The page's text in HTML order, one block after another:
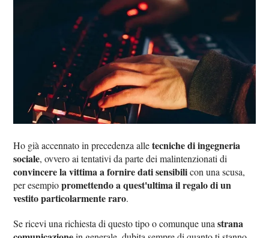
Ho già accennato in precedenza alletecniche di ingegneria
sociale, ovvero ai tentativi da parte dei malintenzionati di
convincere la vittima a fornire dati sensibilicon una scusa,
per esempiopromettendo a quest'ultima il regalo di un
vestito particolarmente raro.
Se ricevi una richiesta di questo tipo o comunque unastrana